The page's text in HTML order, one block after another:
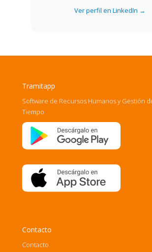
Ver perfil en LinkedIn →
Tramitapp
Software de Recursos Humanos y Gestión
Tiempo
Contacto
Contacto